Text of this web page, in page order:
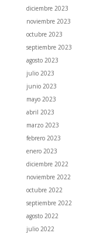
diciembre 2023
noviembre 2023
octubre 2023
septiembre 2023
agosto 2023
julio 2023
junio 2023
mayo 2023
abril 2023
marzo 2023
febrero 2023
enero 2023
diciembre 2022
noviembre 2022
octubre 2022
septiembre 2022
agosto 2022
julio 2022